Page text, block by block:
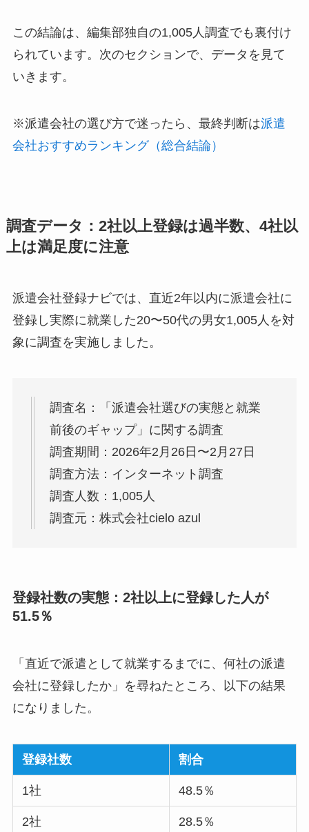
この結論は、編集部独自の1,005人調査でも裏付け
られています。次のセクションで、データを見て
いきます。
※派遣会社の選び方で迷ったら、最終判断は派遣
会社おすすめランキング（総合結論）
調査データ：2社以上登録は過半数、4社以
上は満足度に注意
派遣会社登録ナビでは、直近2年以内に派遣会社に
登録し実際に就業した20〜50代の男女1,005人を対
象に調査を実施しました。
調査名：「派遣会社選びの実態と就業
前後のギャップ」に関する調査
調査期間：2026年2月26日〜2月27日
調査方法：インターネット調査
調査人数：1,005人
調査元：株式会社cielo azul
登録社数の実態：2社以上に登録した人が
51.5％
「直近で派遣として就業するまでに、何社の派遣
会社に登録したか」を尋ねたところ、以下の結果
になりました。
登録社数 割合
1社 48.5％
2社 28.5％